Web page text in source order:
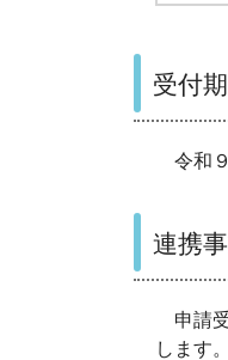
受付
令和
連携
申請受
します